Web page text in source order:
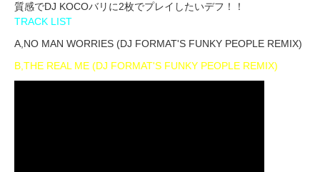
質感でDJ KOCOバリに2枚でプレイしたいデフ！！
TRACK LIST
A,NO MAN WORRIES (DJ FORMAT'S FUNKY PEOPLE REMIX)
B,THE REAL ME (DJ FORMAT'S FUNKY PEOPLE REMIX)